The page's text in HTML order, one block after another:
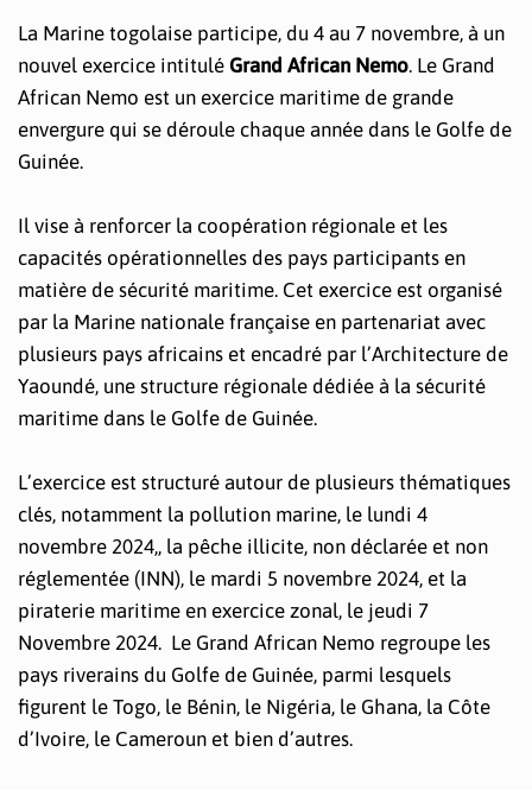
La Marine togolaise participe, du 4 au 7 novembre, à un
nouvel exercice intitulé Grand African Nemo. Le Grand
African Nemo est un exercice maritime de grande
envergure qui se déroule chaque année dans le Golfe de
Guinée.
Il vise à renforcer la coopération régionale et les
capacités opérationnelles des pays participants en
matière de sécurité maritime. Cet exercice est organisé
par la Marine nationale française en partenariat avec
plusieurs pays africains et encadré par l’Architecture de
Yaoundé, une structure régionale dédiée à la sécurité
maritime dans le Golfe de Guinée.
L’exercice est structuré autour de plusieurs thématiques
clés, notamment la pollution marine, le lundi 4
novembre 2024,, la pêche illicite, non déclarée et non
réglementée (INN), le mardi 5 novembre 2024, et la
piraterie maritime en exercice zonal, le jeudi 7
Novembre 2024. Le Grand African Nemo regroupe les
pays riverains du Golfe de Guinée, parmi lesquels
figurent le Togo, le Bénin, le Nigéria, le Ghana, la Côte
d’Ivoire, le Cameroun et bien d’autres.